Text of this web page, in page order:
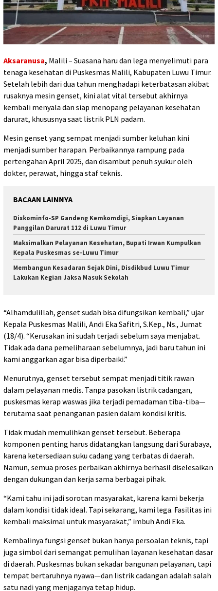
Aksaranusa, Malili – Suasana haru dan lega menyelimuti para
tenaga kesehatan di Puskesmas Malili, Kabupaten Luwu Timur.
Setelah lebih dari dua tahun menghadapi keterbatasan akibat
rusaknya mesin genset, kini alat vital tersebut akhirnya
kembali menyala dan siap menopang pelayanan kesehatan
darurat, khususnya saat listrik PLN padam.
Mesin genset yang sempat menjadi sumber keluhan kini
menjadi sumber harapan. Perbaikannya rampung pada
pertengahan April 2025, dan disambut penuh syukur oleh
dokter, perawat, hingga staf teknis.
BACAAN LAINNYA
Diskominfo-SP Gandeng Kemkomdigi, Siapkan Layanan
Panggilan Darurat 112 di Luwu Timur
Maksimalkan Pelayanan Kesehatan, Bupati Irwan Kumpulkan
Kepala Puskesmas se-Luwu Timur
Membangun Kesadaran Sejak Dini, Disdikbud Luwu Timur
Lakukan Kegian Jaksa Masuk Sekolah
“Alhamdulillah, genset sudah bisa difungsikan kembali,” ujar
Kepala Puskesmas Malili, Andi Eka Safitri, S.Kep., Ns., Jumat
(18/4). “Kerusakan ini sudah terjadi sebelum saya menjabat.
Tidak ada dana pemeliharaan sebelumnya, jadi baru tahun ini
kami anggarkan agar bisa diperbaiki.”
Menurutnya, genset tersebut sempat menjadi titik rawan
dalam pelayanan medis. Tanpa pasokan listrik cadangan,
puskesmas kerap waswas jika terjadi pemadaman tiba-tiba—
terutama saat penanganan pasien dalam kondisi kritis.
Tidak mudah memulihkan genset tersebut. Beberapa
komponen penting harus didatangkan langsung dari Surabaya,
karena ketersediaan suku cadang yang terbatas di daerah.
Namun, semua proses perbaikan akhirnya berhasil diselesaikan
dengan dukungan dan kerja sama berbagai pihak.
“Kami tahu ini jadi sorotan masyarakat, karena kami bekerja
dalam kondisi tidak ideal. Tapi sekarang, kami lega. Fasilitas ini
kembali maksimal untuk masyarakat,” imbuh Andi Eka.
Kembalinya fungsi genset bukan hanya persoalan teknis, tapi
juga simbol dari semangat pemulihan layanan kesehatan dasar
di daerah. Puskesmas bukan sekadar bangunan pelayanan, tapi
tempat bertaruhnya nyawa—dan listrik cadangan adalah salah
satu nadi yang menjaganya tetap hidup.